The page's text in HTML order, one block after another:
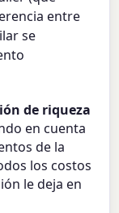
entre
se
de riqueza
en cuenta
de la
los costos
le deja en